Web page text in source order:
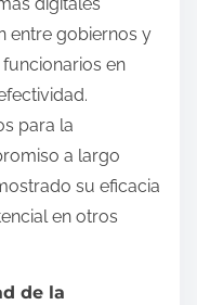
entre gobiernos y
en
para la
a largo
su eficacia
en otros
de la